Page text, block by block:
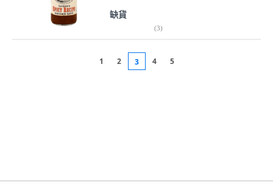
缺貨
(3)
1 2 3 4 5